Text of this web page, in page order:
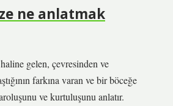
ne anlatmak
gelen, çevresinden ve
farkına varan ve bir böceğe
ve kurtuluşunu anlatır.